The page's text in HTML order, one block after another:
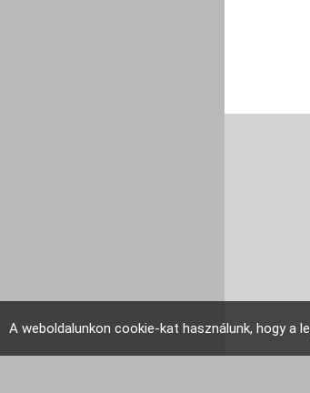
A weboldalunkon cookie-kat használunk, hogy a